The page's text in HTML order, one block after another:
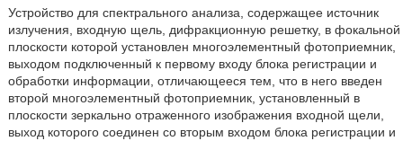
Устройство для спектрального анализа, содержащее источник
излучения, входную щель, дифракционную решетку, в фокальной
плоскости которой установлен многоэлементный фотоприемник,
выходом подключенный к первому входу блока регистрации и
обработки информации, отличающееся тем, что в него введен
второй многоэлементный фотоприемник, установленный в
плоскости зеркально отраженного изображения входной щели,
выход которого соединен со вторым входом блока регистрации и